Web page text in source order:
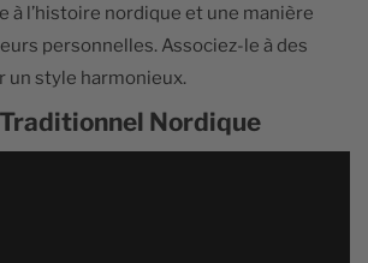
à l’histoire nordique et une manière
personnelles. Associez-le à des
un style harmonieux.
Nordique